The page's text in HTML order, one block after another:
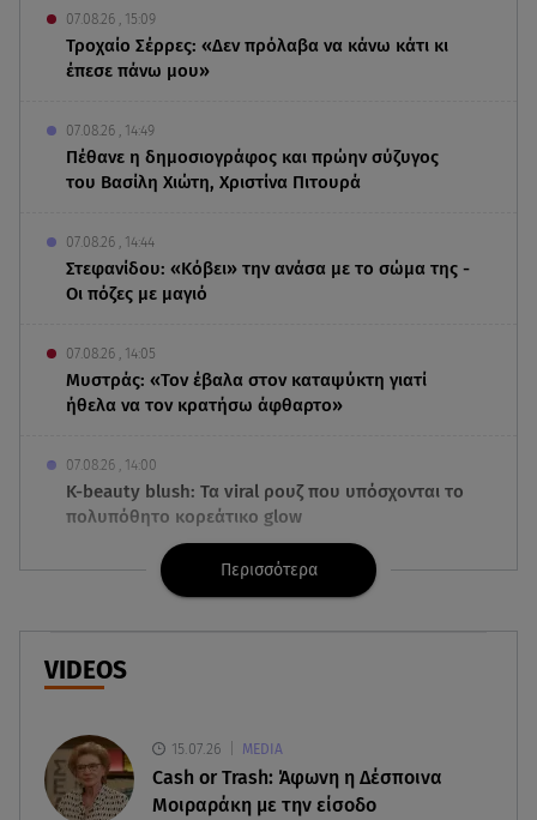
07.08.26 , 15:09
Τροχαίο Σέρρες: «Δεν πρόλαβα να κάνω κάτι κι
έπεσε πάνω μου»
07.08.26 , 14:49
Πέθανε η δημοσιογράφος και πρώην σύζυγος
του Βασίλη Χιώτη, Χριστίνα Πιτουρά
07.08.26 , 14:44
Στεφανίδου: «Κόβει» την ανάσα με το σώμα της -
Οι πόζες με μαγιό
07.08.26 , 14:05
Μυστράς: «Τον έβαλα στον καταψύκτη γιατί
ήθελα να τον κρατήσω άφθαρτο»
07.08.26 , 14:00
K-beauty blush: Τα viral ρουζ που υπόσχονται το
πολυπόθητο κορεάτικο glow
07.08.26 , 13:42
Παραλίες: Πάνω από 1.500 έλεγχοι - Στη μάχη
drones και νέες τεχνολογίες
07.08.26 , 13:33
μου λείπεις πάντα και για πάντα»
07.08.26 , 13:16
Περισσότερα
VIDEOS
15.07.26 MEDIA
Cash or Trash: Άφωνη η Δέσποινα
Μοιραράκη με την είσοδο